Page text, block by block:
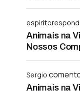
Animais na
Nossos
Sergio
Animais na